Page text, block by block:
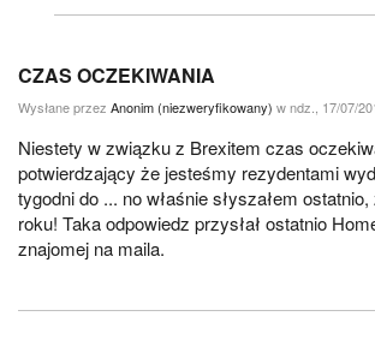
CZAS OCZEKIWANIA
Wysłane przez Anonim (niezweryfikowany) w ndz., 17/07/
Niestety w związku z Brexitem czas
potwierdzający że jesteśmy rezydentami
tygodni do ... no właśnie słyszałem
roku! Taka odpowiedz przysłał ostatnio
znajomej na maila.